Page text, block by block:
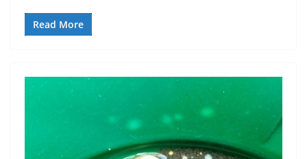
Read More